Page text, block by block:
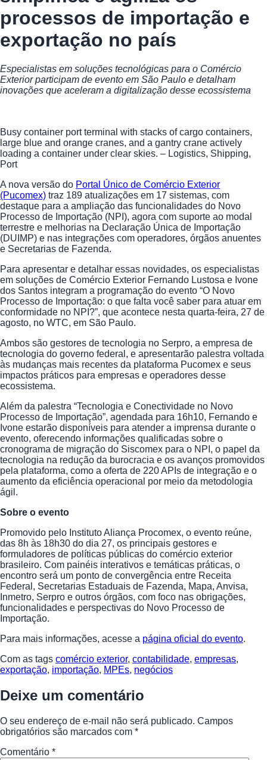
processos de importação e
exportação no país
Especialistas em soluções tecnológicas para o Comércio
Exterior participam de evento em São Paulo e detalham
inovações que aceleram a digitalização desse ecossistema
Busy container port terminal with stacks of cargo containers,
large blue and orange cranes, and a gantry crane actively
loading a container under clear skies. – Logistics, Shipping,
Port
A nova versão do Portal Único de Comércio Exterior
(Pucomex) traz 189 atualizações em 17 sistemas, com
destaque para a ampliação das funcionalidades do Novo
Processo de Importação (NPI), agora com suporte ao modal
terrestre e melhorias na Declaração Única de Importação
(DUIMP) e nas integrações com operadores, órgãos anuentes
e Secretarias de Fazenda.
Para apresentar e detalhar essas novidades, os especialistas
em soluções de Comércio Exterior Fernando Lustosa e Ivone
dos Santos integram a programação do evento “O Novo
Processo de Importação: o que falta você saber para atuar em
conformidade no NPI?”, que acontece nesta quarta-feira, 27 de
agosto, no WTC, em São Paulo.
Ambos são gestores de tecnologia no Serpro, a empresa de
tecnologia do governo federal, e apresentarão palestra voltada
às mudanças mais recentes da plataforma Pucomex e seus
impactos práticos para empresas e operadores desse
ecossistema.
Além da palestra “Tecnologia e Conectividade no Novo
Processo de Importação”, agendada para 16h10, Fernando e
Ivone estarão disponíveis para atender a imprensa durante o
evento, oferecendo informações qualificadas sobre o
cronograma de migração do Siscomex para o NPI, o papel da
tecnologia na redução da burocracia e os avanços promovidos
pela plataforma, como a oferta de 220 APIs de integração e o
aumento da eficiência operacional por meio da metodologia
ágil.
Sobre o evento
Promovido pelo Instituto Aliança Procomex, o evento reúne,
das 8h às 18h30 do dia 27, os principais gestores e
formuladores de políticas públicas do comércio exterior
brasileiro. Com painéis interativos e temáticas práticas, o
encontro será um ponto de convergência entre Receita
Federal, Secretarias Estaduais de Fazenda, Mapa, Anvisa,
Inmetro, Serpro e outros órgãos, com foco nas obrigações,
funcionalidades e perspectivas do Novo Processo de
Importação.
Para mais informações, acesse a página oficial do evento.
Com as tags comércio exterior, contabilidade, empresas,
exportação, importação, MPEs, negócios
Deixe um comentário
O seu endereço de e-mail não será publicado. Campos
obrigatórios são marcados com *
Comentário *